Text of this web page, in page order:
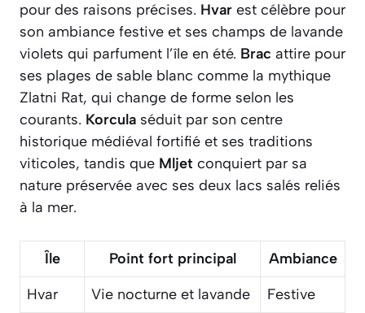
pour des raisons précises. Hvar est célèbre pour
son ambiance festive et ses champs de lavande
violets qui parfument l’île en été. Brac attire pour
ses plages de sable blanc comme la mythique
Zlatni Rat, qui change de forme selon les
courants. Korcula séduit par son centre
historique médiéval fortifié et ses traditions
viticoles, tandis que Mljet conquiert par sa
nature préservée avec ses deux lacs salés reliés
à la mer.
Île Point fort principal
Ambiance
Hvar
Vie nocturne et lavande
Festive